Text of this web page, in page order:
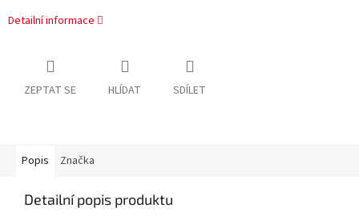
Detailní informace
ZEPTAT SE HLÍDAT SDÍLET
Popis Značka
Detailní popis produktu